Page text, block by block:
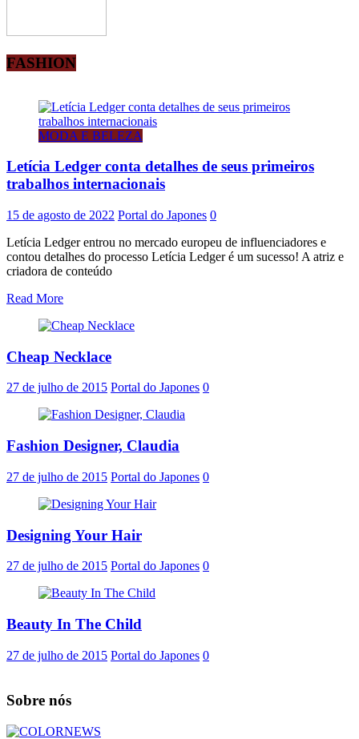
FASHION
MODA E BELEZA
Letícia Ledger conta detalhes de seus primeiros
trabalhos internacionais
15 de agosto de 2022 Portal do Japones 0
Letícia Ledger entrou no mercado europeu de influenciadores e
contou detalhes do processo Letícia Ledger é um sucesso! A atriz e
criadora de conteúdo
Read More
Cheap Necklace
27 de julho de 2015 Portal do Japones 0
Fashion Designer, Claudia
27 de julho de 2015 Portal do Japones 0
Designing Your Hair
27 de julho de 2015 Portal do Japones 0
Beauty In The Child
27 de julho de 2015 Portal do Japones 0
Sobre nós